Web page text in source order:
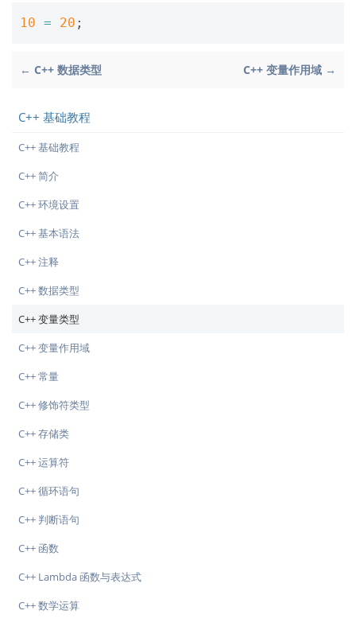
10 = 20 ;
← C++ 数据类型 C++ 变量作用域 →
C++ 基础教程
C++ 基础教程
C++ 简介
C++ 环境设置
C++ 基本语法
C++ 注释
C++ 数据类型
C++ 变量类型
C++ 变量作用域
C++ 常量
C++ 修饰符类型
C++ 存储类
C++ 运算符
C++ 循环语句
C++ 判断语句
C++ 函数
C++ Lambda 函数与表达式
C++ 数学运算